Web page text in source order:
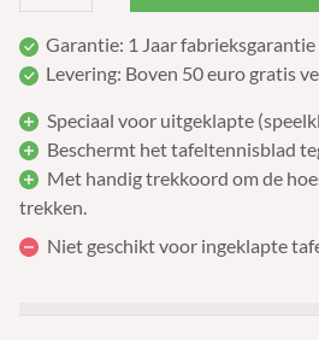
Garantie: 1 Jaar fabrieksgarantie
Levering: Boven 50 euro gratis
Speciaal voor uitgeklapte
Beschermt het tafeltennisblad
Met handig trekkoord om de
trekken.
Niet geschikt voor ingeklapte